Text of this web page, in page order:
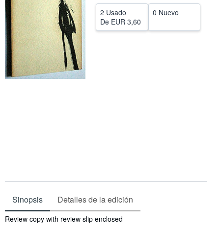
CERRAR
2 Usado
De EUR 3,60
0 Nuevo
Sinopsis Detalles de la edición
Sinopsis
Review copy with review slip enclosed